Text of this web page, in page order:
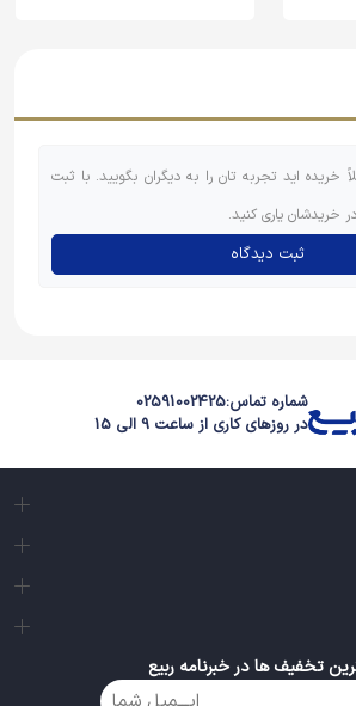
خریده اید تجربه تان را به دیگران بگویید. با ثبت
خریدشان یاری کنید.
ثبت دیدگاه
شماره تماس:02591002425
در روزهای کاری از ساعت 9 الی 15
تخفیف ها در خبرنامه ربیع